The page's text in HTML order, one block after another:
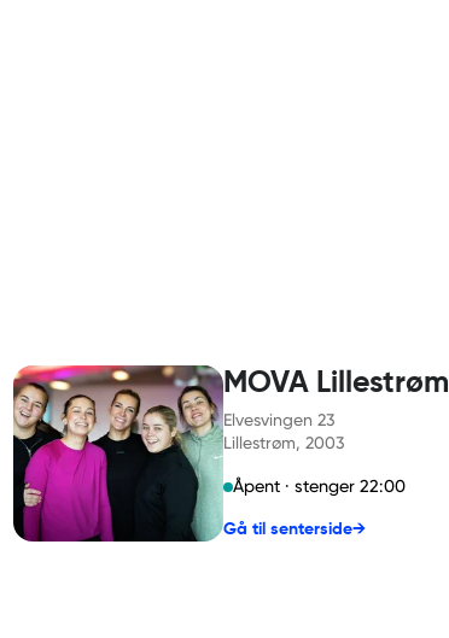
MOVA Lillestrøm
Elvesvingen 23
Lillestrøm, 2003
Åpent · stenger 22:00
Gå til senterside→